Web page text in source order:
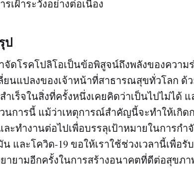
รเฝ้าระวังอย่างต่อเนื่อง
ป
จัดโรคโปลิโอเป็นข้อพิสูจน์ถึงพลังของควา
ยนแปลงของเจ้าหน้าที่สาธารณสุขทั่วโลก ด้
ำเร็จในสิ่งที่ครั้งหนึ่งเคยคิดว่าเป็นไปไม่ได้
นการนี้ แม้ว่าเหตุการณ์สำคัญนี้จะทำให้เกิด
ละทำงานต่อไปเพื่อบรรลุเป้าหมายในการก
น และโควิด-19 ขอให้เราใช้ช่วงเวลานี้เพื่อ
ายามอีกครั้งในการสร้างอนาคตที่ดีต่อสุขภ